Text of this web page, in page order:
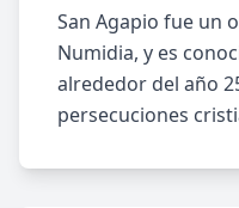
San Agapio fue un
Numidia, y es
alrededor del año
persecuciones